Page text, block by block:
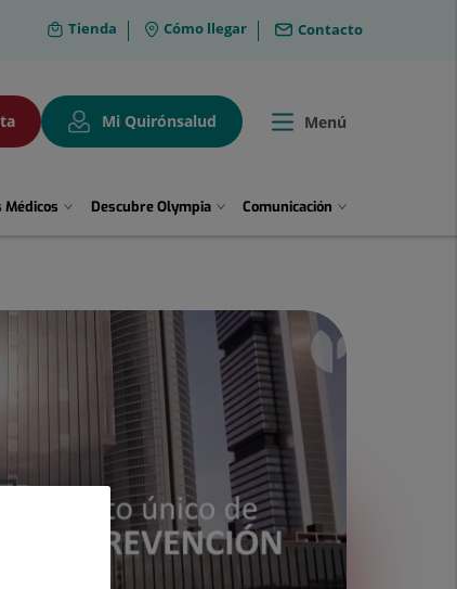
Olympia2
Tienda Cómo llegar Contacto
Mi Quirónsalud
Toggle
Menú
Médicos Descubre Olympia Comunicación